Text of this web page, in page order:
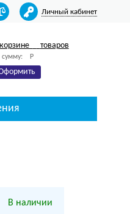
Личный кабинет
товаров
сумму: Р
В наличии